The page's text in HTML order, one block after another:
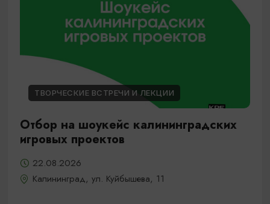
ТВОРЧЕСКИЕ ВСТРЕЧИ И ЛЕКЦИИ
Отбор на шоукейс калининградских
игровых проектов
22.08.2026
Калининград, ул. Куйбышева, 11